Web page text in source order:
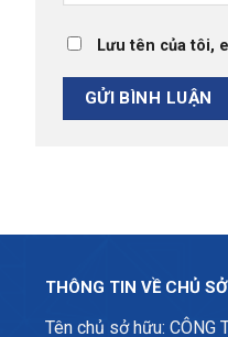
Lưu tên của tôi,
THÔNG TIN VỀ CHỦ
Tên chủ sở hữu: CÔNG